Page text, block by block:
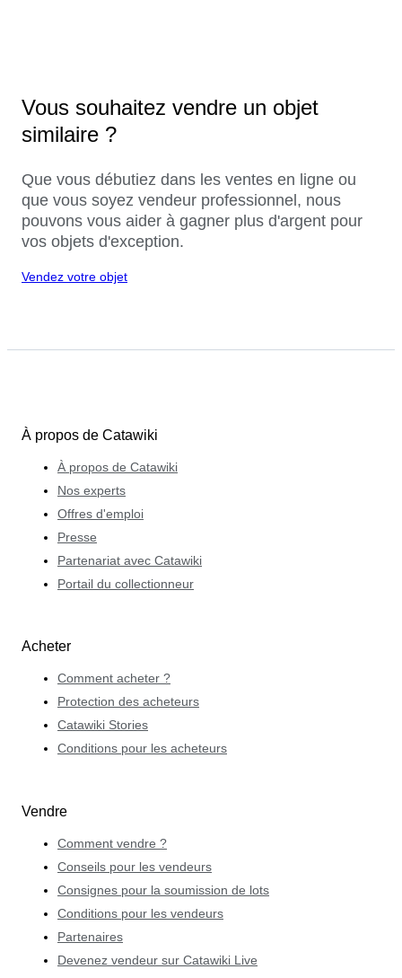
Vous souhaitez vendre un objet
similaire ?
Que vous débutiez dans les ventes en ligne ou
que vous soyez vendeur professionnel, nous
pouvons vous aider à gagner plus d'argent pour
vos objets d'exception.
Vendez votre objet
À propos de Catawiki
À propos de Catawiki
Nos experts
Offres d'emploi
Presse
Partenariat avec Catawiki
Portail du collectionneur
Acheter
Comment acheter ?
Protection des acheteurs
Catawiki Stories
Conditions pour les acheteurs
Vendre
Comment vendre ?
Conseils pour les vendeurs
Consignes pour la soumission de lots
Conditions pour les vendeurs
Partenaires
Devenez vendeur sur Catawiki Live